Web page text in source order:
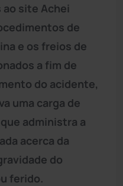
site Achei
de
e os freios de
a fim de
do acidente,
uma carga de
administra a
acerca da
do
ferido.